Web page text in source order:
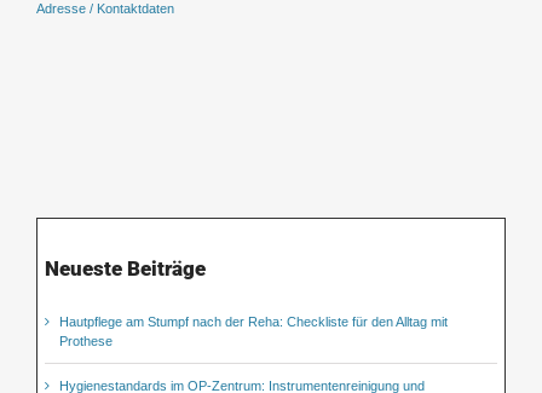
Adresse / Kontaktdaten
Neueste Beiträge
Hautpflege am Stumpf nach der Reha: Checkliste für den Alltag mit
Prothese
Hygienestandards im OP-Zentrum: Instrumentenreinigung und